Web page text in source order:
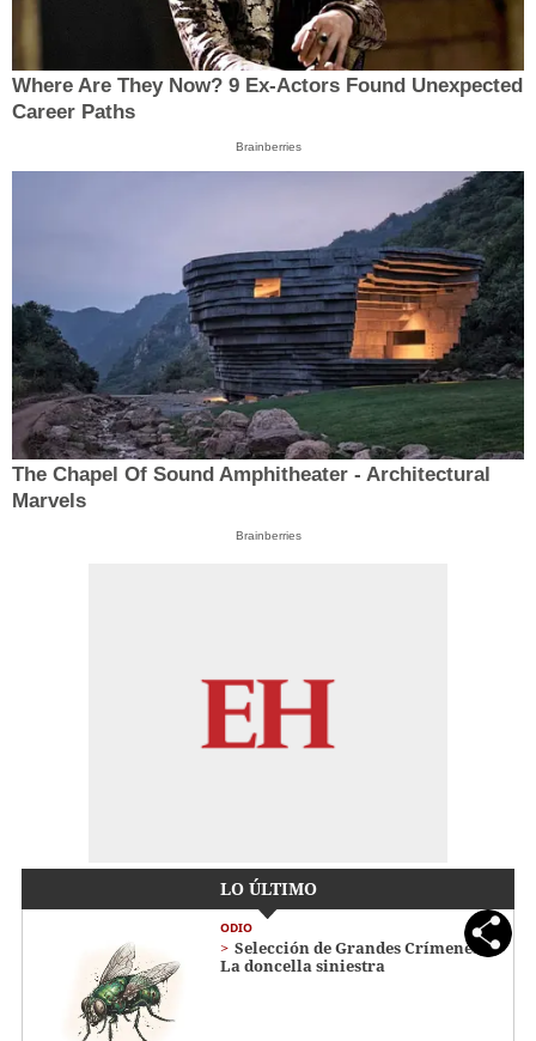
Where Are They Now? 9 Ex-Actors Found Unexpected
Career Paths
Brainberries
The Chapel Of Sound Amphitheater - Architectural
Marvels
Brainberries
LO ÚLTIMO
ODIO
Selección de Grandes Crímenes:
La doncella siniestra